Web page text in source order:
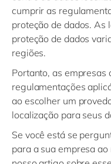
cumprir as
proteção de dados. As
proteção de dados
regiões.
Portanto, as empresas
regulamentações
ao escolher um
localização para seus
Se você está se
para a sua empresa